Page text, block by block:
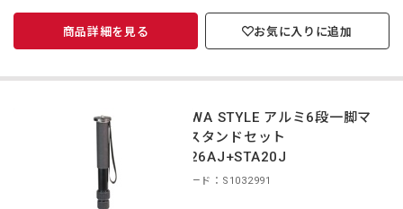
商品詳細を見る お気に入りに追加
TOKIWA STYLE アルミ6段一脚マ
ルチスタンドセット
MA326AJ+STA20J
商品コード：S1032991